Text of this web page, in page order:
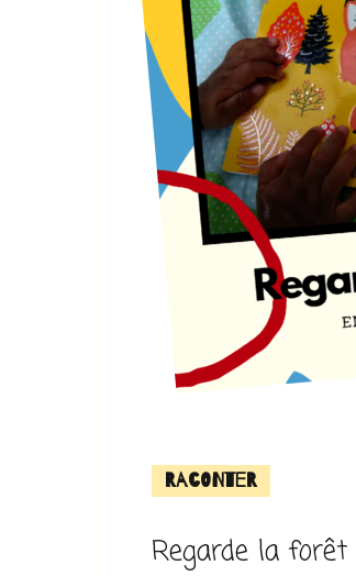
Raconter
Regarde la